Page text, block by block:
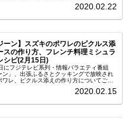
2020.02.22
ーン】スズキのポワレのピクルス添
スの作り方、フレンチ料理ミシュラ
シピ(2月15日)
にフジテレビ系列・情報バラエティ番組
ン」、出張ふるさとクッキングで放映され
レ、ピクルス添えの作り方についてご紹
2020.02.15